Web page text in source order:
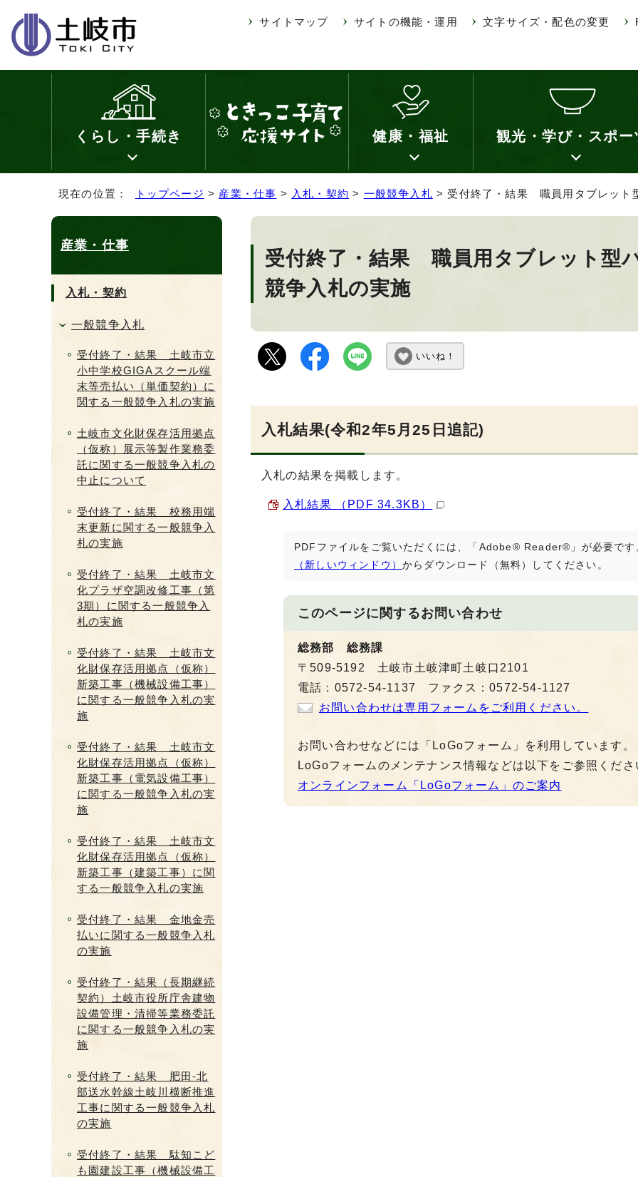
サイトマップ サイトの機能・運用 文字サイズ・配色の変更
くらし・手続き 健康・福祉 観光・学び・スポー
現在の位置： トップページ > 産業・仕事 > 入札・契約 > 一般競争入札 > 受付終了・結果 職員用タブレット
受付終了・結果 職員用タブレット型
競争入札の実施
いいね！
入札結果(令和2年5月25日追記)
入札の結果を掲載します。
入札結果 （PDF 34.3KB）
PDFファイルをご覧いただくには、「Adobe® Reader®」が必要です
（新しいウィンドウ） からダウンロード（無料）してください。
このページに関するお問い合わせ
総務部 総務課
〒509-5192 土岐市土岐津町土岐口2101
電話：0572-54-1137 ファクス：0572-54-1127
お問い合わせは専用フォームをご利用ください。
お問い合わせなどには「LoGoフォーム」を利用しています。
LoGoフォームのメンテナンス情報などは以下をご参照くださ
オンラインフォーム「LoGoフォーム」のご案内
産業・仕事
入札・契約
一般競争入札
受付終了・結果 土岐市立
小中学校GIGAスクール端
末等売払い（単価契約）に
関する一般競争入札の実施
土岐市文化財保存活用拠点
（仮称）展示等製作業務委
託に関する一般競争入札の
中止について
受付終了・結果 校務用端
末更新に関する一般競争入
札の実施
受付終了・結果 土岐市文
化プラザ空調改修工事（第
3期）に関する一般競争入
札の実施
受付終了・結果 土岐市文
化財保存活用拠点（仮称）
新築工事（機械設備工事）
に関する一般競争入札の実
施
受付終了・結果 土岐市文
化財保存活用拠点（仮称）
新築工事（電気設備工事）
に関する一般競争入札の実
施
受付終了・結果 土岐市文
化財保存活用拠点（仮称）
新築工事（建築工事）に関
する一般競争入札の実施
受付終了・結果 金地金売
払いに関する一般競争入札
の実施
受付終了・結果（長期継続
契約）土岐市役所庁舎建物
設備管理・清掃等業務委託
に関する一般競争入札の実
施
受付終了・結果 肥田-北
部送水幹線土岐川横断推進
工事に関する一般競争入札
の実施
受付終了・結果 駄知こど
も園建設工事（機械設備工